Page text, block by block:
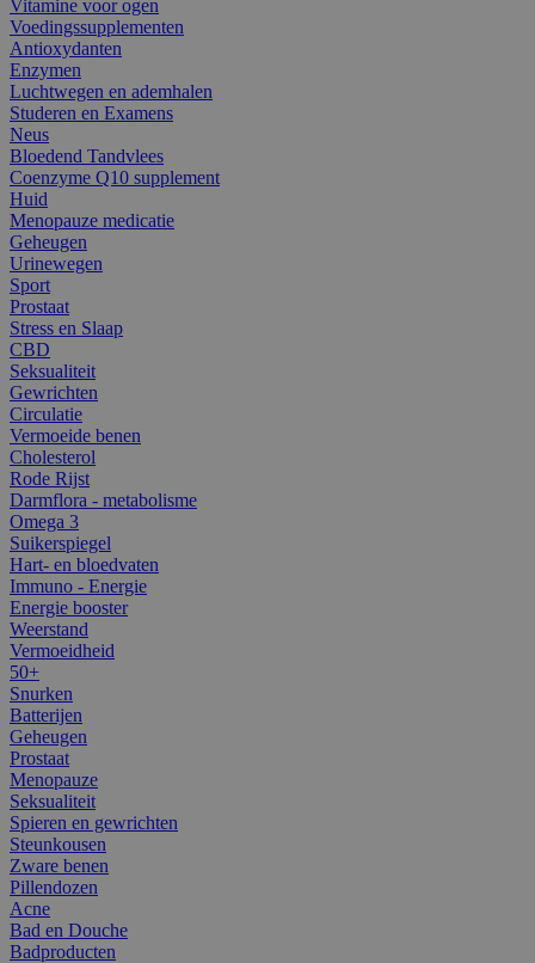
Vitamine voor ogen
Voedingssupplementen
Antioxydanten
Enzymen
Luchtwegen en ademhalen
Studeren en Examens
Neus
Bloedend Tandvlees
Coenzyme Q10 supplement
Huid
Menopauze medicatie
Geheugen
Urinewegen
Sport
Prostaat
Stress en Slaap
CBD
Seksualiteit
Gewrichten
Circulatie
Vermoeide benen
Cholesterol
Rode Rijst
Darmflora - metabolisme
Omega 3
Suikerspiegel
Hart- en bloedvaten
Immuno - Energie
Energie booster
Weerstand
Vermoeidheid
50+
Snurken
Batterijen
Geheugen
Prostaat
Menopauze
Seksualiteit
Spieren en gewrichten
Steunkousen
Zware benen
Pillendozen
Acne
Bad en Douche
Badproducten